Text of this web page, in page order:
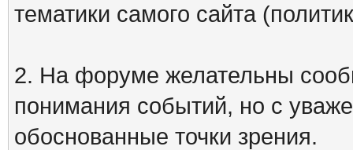
тематики самого сайта
2. На форуме желательны
понимания событий, но с
обоснованные точки зрения.